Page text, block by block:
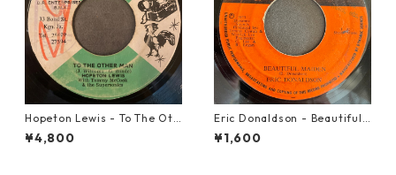
Hopeton Lewis - To The Oth
er Man【7-22023】
¥4,800
Eric Donaldson - Beautiful
Maiden【7-21788】
¥1,600